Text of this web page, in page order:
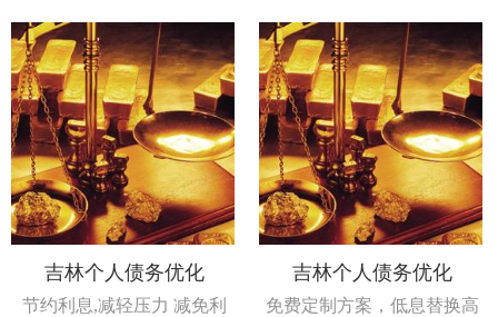
吉林个人债务优化
节约利息,减轻压力 减免利
吉林个人债务优化
免费定制方案，低息替换高